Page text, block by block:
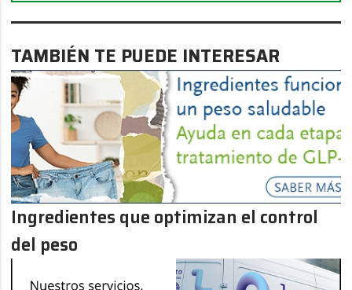
TAMBIÉN TE PUEDE INTERESAR
Ingredientes que optimizan el control
del peso